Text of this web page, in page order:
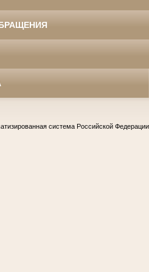
система Российской